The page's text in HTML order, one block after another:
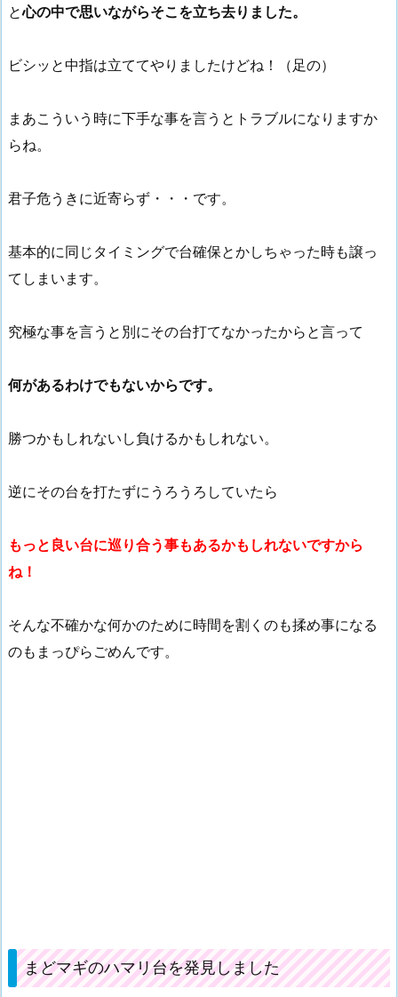
と心の中で思いながらそこを立ち去りました。
ビシッと中指は立ててやりましたけどね！（足の）
まあこういう時に下手な事を言うとトラブルになりますか
らね。
君子危うきに近寄らず・・・です。
基本的に同じタイミングで台確保とかしちゃった時も譲っ
てしまいます。
究極な事を言うと別にその台打てなかったからと言って
何があるわけでもないからです。
勝つかもしれないし負けるかもしれない。
逆にその台を打たずにうろうろしていたら
もっと良い台に巡り合う事もあるかもしれないですから
ね！
そんな不確かな何かのために時間を割くのも揉め事になる
のもまっぴらごめんです。
まどマギのハマリ台を発見しました